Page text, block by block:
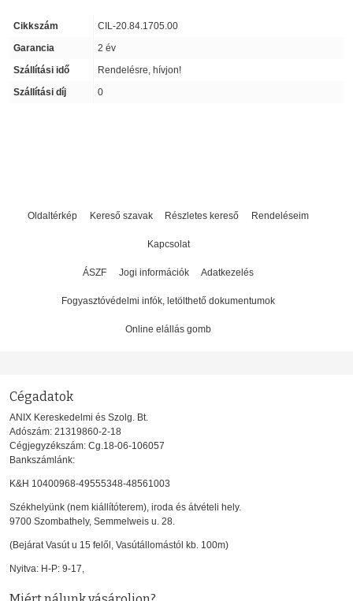
Cikkszám
CIL-20.84.1705.00
Garancia
2 év
Szállítási idő
Rendelésre, hívjon!
Szállítási díj
0
Oldaltérkép Kereső szavak Részletes kereső Rendeléseim
Kapcsolat
ÁSZF Jogi információk Adatkezelés
Fogyasztóvédelmi infók, letölthető dokumentumok
Online elállás gomb
Cégadatok
ANIX Kereskedelmi és Szolg. Bt.
Adószám: 21319860-2-18
Cégjegyzékszám: Cg.18-06-106057
Bankszámlánk:
K&H 10400968-49555348-48561003
Székhelyünk (nem kiállítóterem), iroda és átvételi hely.
9700 Szombathely, Semmelweis u. 28.
(Bejárat Vasút u 15 felől, Vasútállomástól kb. 100m)
Nyitva: H-P: 9-17,